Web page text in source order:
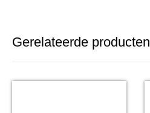
Gerelateerde producten